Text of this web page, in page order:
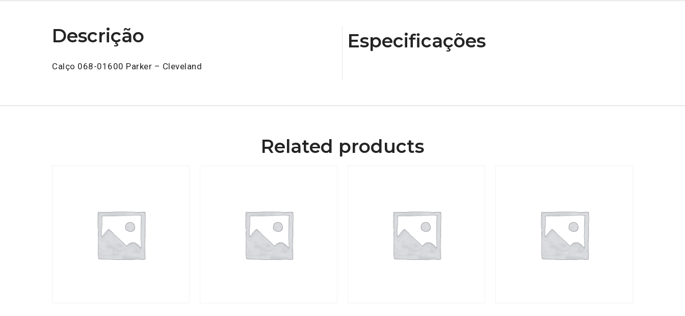
Descrição
Calço 068-01600 Parker – Cleveland
Especificações
Related products